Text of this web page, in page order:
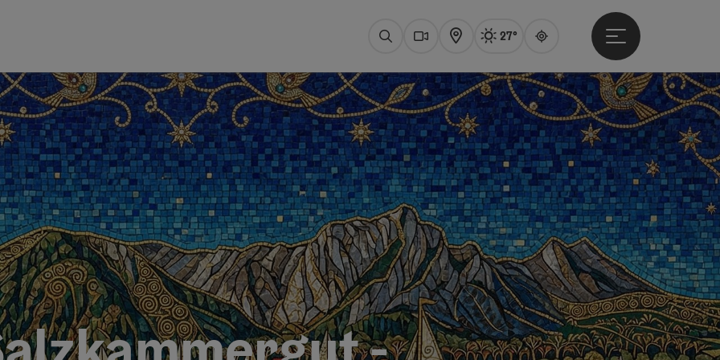
SuchenWebcams
Karte Aktuelles WetterAttersee, sonnig
27°
Guide
Hauptmenü öffnen